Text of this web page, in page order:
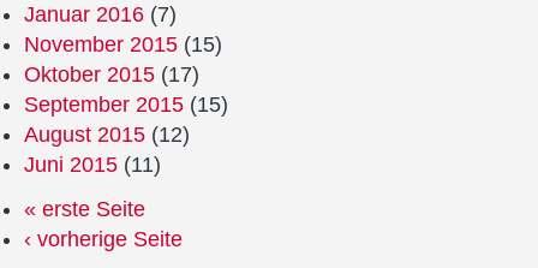
Januar 2016 (7)
November 2015 (15)
Oktober 2015 (17)
September 2015 (15)
August 2015 (12)
Juni 2015 (11)
« erste Seite
‹ vorherige Seite